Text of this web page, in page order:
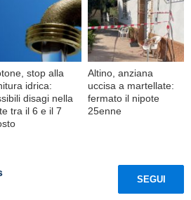
stop alla
idrica:
disagi nella
tra il 6 e il 7
Altino, anziana
uccisa a martellate:
fermato il nipote
25enne
SEGUI